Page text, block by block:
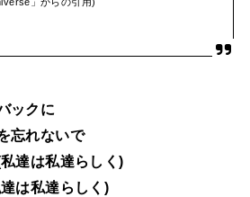
ックに
忘れないで
達は私達らしく)
は私達らしく)